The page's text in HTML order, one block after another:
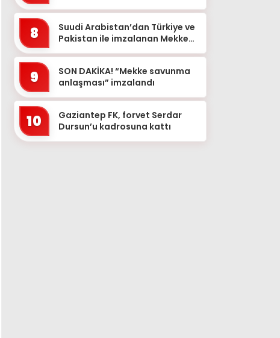
8
Suudi Arabistan’dan Türkiye ve
Pakistan ile imzalanan Mekke
9
SON DAKİKA! “Mekke savunma
anlaşması” imzalandı
10
Gaziantep FK, forvet Serdar
Dursun’u kadrosuna kattı